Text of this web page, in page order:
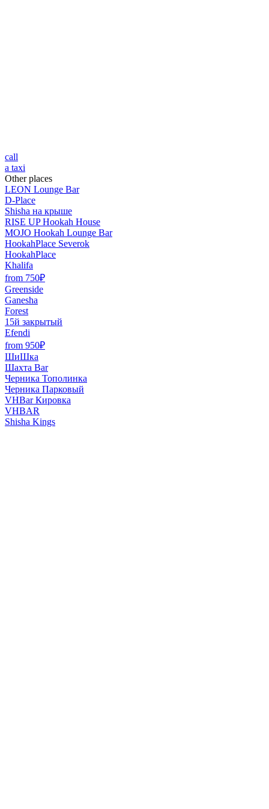
call
a taxi
Other places
LEON Lounge Bar
D-Place
Shisha на крыше
RISE UP Hookah House
MOJO Hookah Lounge Bar
HookahPlace Severok
HookahPlace
Khalifa
from 750₽
Greenside
Ganesha
Forest
15й закрытый
Efendi
from 950₽
ШиШка
Шахта Bar
Черника Тополинка
Черника Парковый
VHBar Кировка
VHBAR
Shisha Kings